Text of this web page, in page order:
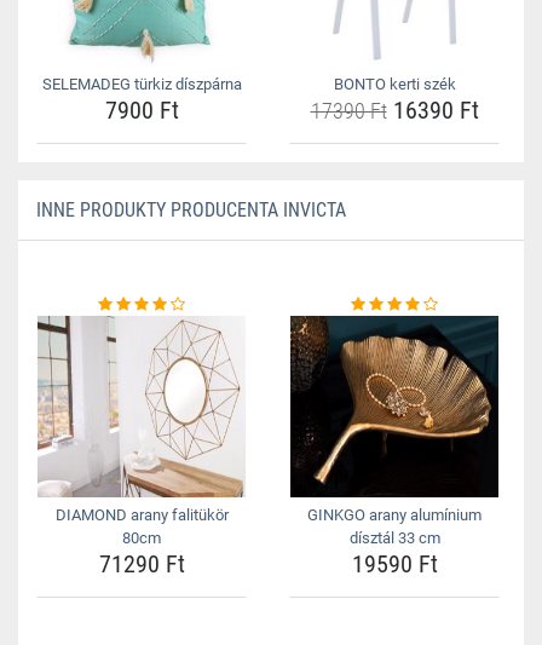
SELEMADEG türkiz díszpárna
7900 Ft
BONTO kerti szék
17390 Ft16390 Ft
INNE PRODUKTY PRODUCENTA INVICTA
DIAMOND arany falitükör
80cm
71290 Ft
GINKGO arany alumínium
dísztál 33 cm
19590 Ft